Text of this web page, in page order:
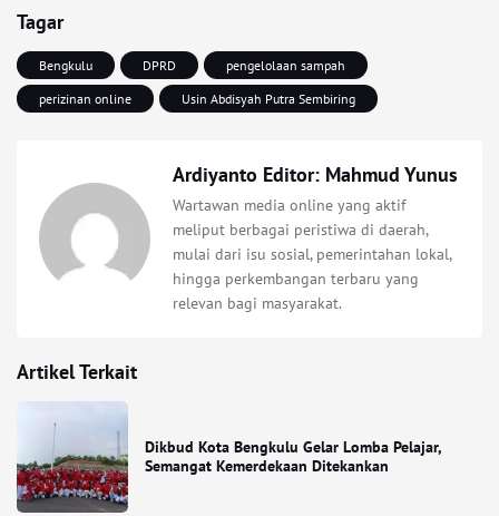
Tagar
Bengkulu DPRD
pengelolaan sampah
perizinan online
Usin Abdisyah Putra Sembiring
Ardiyanto Editor: Mahmud Yunus
Wartawan media online yang aktif
meliput berbagai peristiwa di daerah,
mulai dari isu sosial, pemerintahan lokal,
hingga perkembangan terbaru yang
relevan bagi masyarakat.
Artikel Terkait
Dikbud Kota Bengkulu Gelar Lomba Pelajar,
Semangat Kemerdekaan Ditekankan